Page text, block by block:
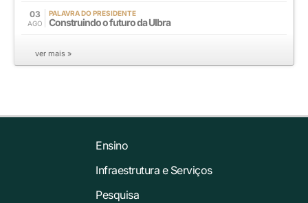
03
AGO
PALAVRA DO PRESIDENTE
Construindo o futuro da Ulbra
ver mais »
Ensino
Infraestrutura e Serviços
Pesquisa